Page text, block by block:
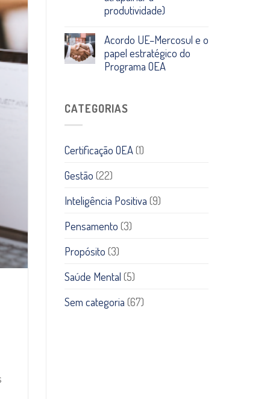
produtividade)
Acordo UE–Mercosul e o
papel estratégico do
Programa OEA
CATEGORIAS
Certificação OEA (1)
Gestão (22)
Inteligência Positiva (9)
Pensamento (3)
Propósito (3)
Saúde Mental (5)
Sem categoria (67)